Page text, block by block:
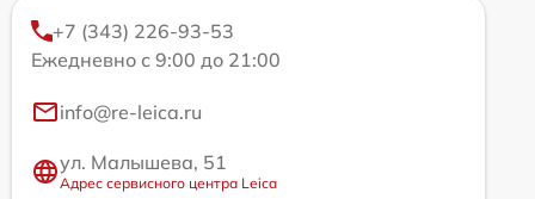
+7 (343) 226-93-53
Ежедневно с 9:00 до 21:00
info@re-leica.ru
ул. Малышева, 51
Адрес сервисного центра Leica